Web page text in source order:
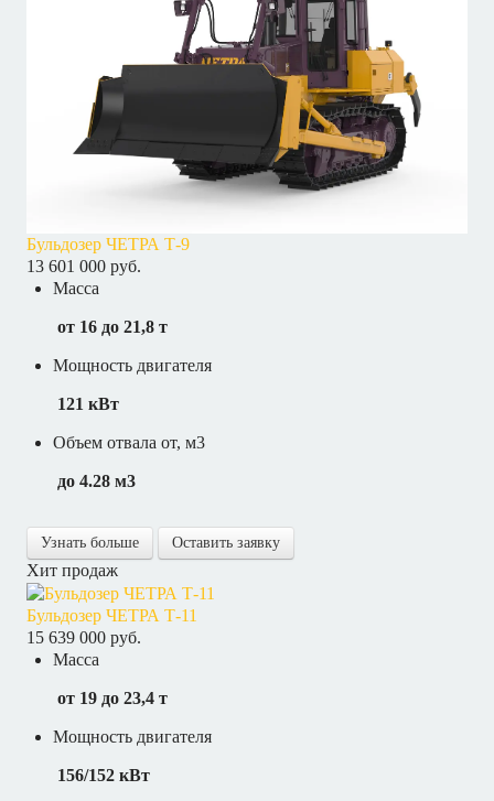
Бульдозер ЧЕТРА Т-9
13 601 000 руб.
Масса
от 16 до 21,8 т
Мощность двигателя
121 кВт
Объем отвала от, м3
до 4.28 м3
Узнать больше Оставить заявку
Хит продаж
Бульдозер ЧЕТРА Т-11
15 639 000 руб.
Масса
от 19 до 23,4 т
Мощность двигателя
156/152 кВт